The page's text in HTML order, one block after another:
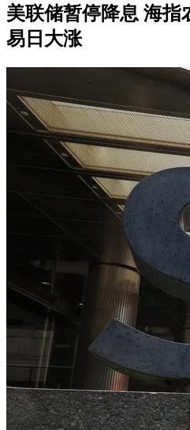
美联储暂停降息 海指
易日大涨